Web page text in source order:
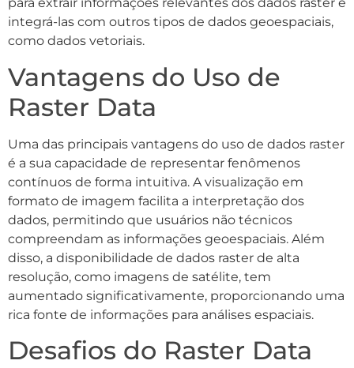
integrá-las com outros tipos de dados geoespaciais,
como dados vetoriais.
Vantagens do Uso de
Raster Data
Uma das principais vantagens do uso de dados raster
é a sua capacidade de representar fenômenos
contínuos de forma intuitiva. A visualização em
formato de imagem facilita a interpretação dos
dados, permitindo que usuários não técnicos
compreendam as informações geoespaciais. Além
disso, a disponibilidade de dados raster de alta
resolução, como imagens de satélite, tem
aumentado significativamente, proporcionando uma
rica fonte de informações para análises espaciais.
Desafios do Raster Data